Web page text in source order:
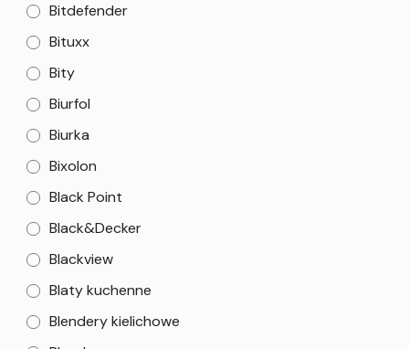
Bitdefender
Bituxx
Bity
Biurfol
Biurka
Bixolon
Black Point
Black&Decker
Blackview
Blaty kuchenne
Blendery kielichowe